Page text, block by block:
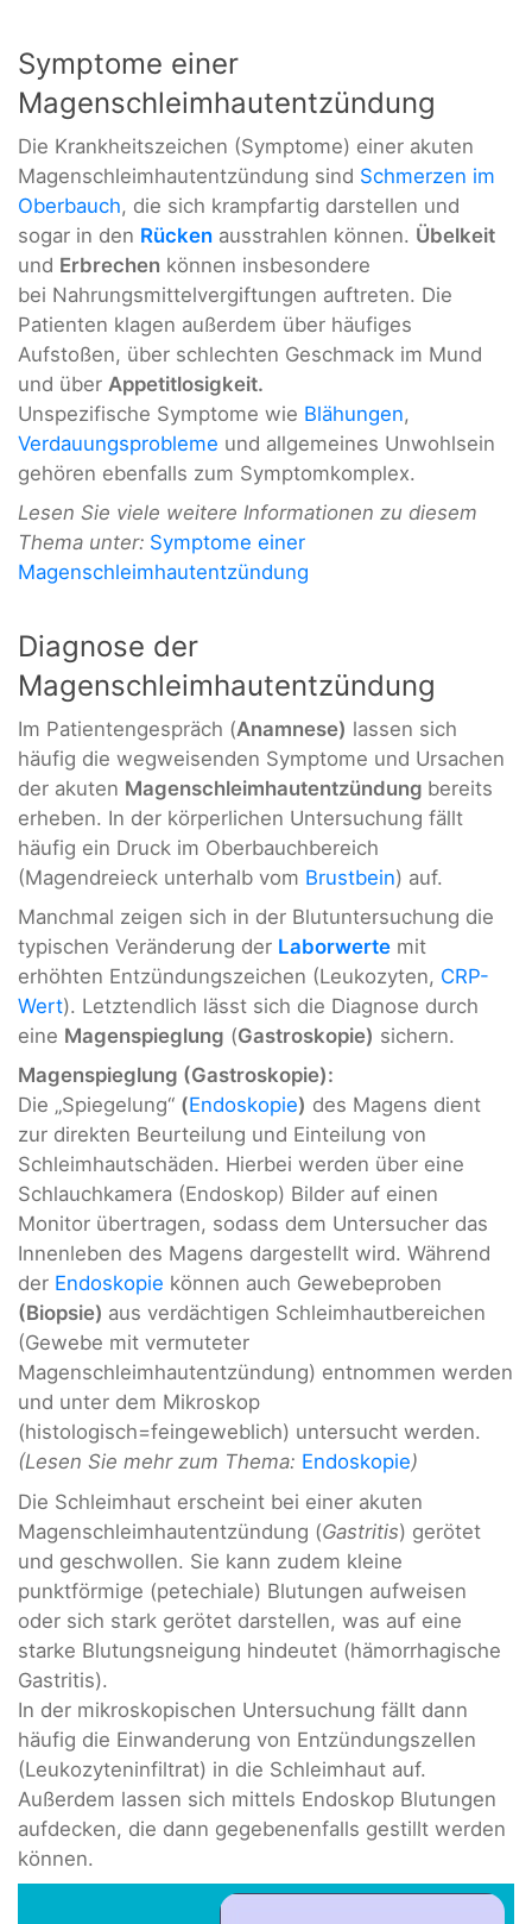
Symptome einer
Magenschleimhautentzündung
Die Krankheitszeichen (Symptome) einer akuten
Magenschleimhautentzündung sind Schmerzen im
Oberbauch, die sich krampfartig darstellen und
sogar in den Rücken ausstrahlen können. Übelkeit
und Erbrechen können insbesondere
bei Nahrungsmittelvergiftungen auftreten. Die
Patienten klagen außerdem über häufiges
Aufstoßen, über schlechten Geschmack im Mund
und über Appetitlosigkeit.
Unspezifische Symptome wie Blähungen,
Verdauungsprobleme und allgemeines Unwohlsein
gehören ebenfalls zum Symptomkomplex.
Lesen Sie viele weitere Informationen zu diesem
Thema unter: Symptome einer
Magenschleimhautentzündung
Diagnose der
Magenschleimhautentzündung
Im Patientengespräch (Anamnese) lassen sich
häufig die wegweisenden Symptome und Ursachen
der akuten Magenschleimhautentzündung bereits
erheben. In der körperlichen Untersuchung fällt
häufig ein Druck im Oberbauchbereich
(Magendreieck unterhalb vom Brustbein) auf.
Manchmal zeigen sich in der Blutuntersuchung die
typischen Veränderung der Laborwerte mit
erhöhten Entzündungszeichen (Leukozyten, CRP-
Wert). Letztendlich lässt sich die Diagnose durch
eine Magenspieglung (Gastroskopie) sichern.
Magenspieglung (Gastroskopie):
Die „Spiegelung“ (Endoskopie) des Magens dient
zur direkten Beurteilung und Einteilung von
Schleimhautschäden. Hierbei werden über eine
Schlauchkamera (Endoskop) Bilder auf einen
Monitor übertragen, sodass dem Untersucher das
Innenleben des Magens dargestellt wird. Während
der Endoskopie können auch Gewebeproben
(Biopsie) aus verdächtigen Schleimhautbereichen
(Gewebe mit vermuteter
Magenschleimhautentzündung) entnommen werden
und unter dem Mikroskop
(histologisch=feingeweblich) untersucht werden.
(Lesen Sie mehr zum Thema: Endoskopie)
Die Schleimhaut erscheint bei einer akuten
Magenschleimhautentzündung (Gastritis) gerötet
und geschwollen. Sie kann zudem kleine
punktförmige (petechiale) Blutungen aufweisen
oder sich stark gerötet darstellen, was auf eine
starke Blutungsneigung hindeutet (hämorrhagische
Gastritis).
In der mikroskopischen Untersuchung fällt dann
häufig die Einwanderung von Entzündungszellen
(Leukozyteninfiltrat) in die Schleimhaut auf.
Außerdem lassen sich mittels Endoskop Blutungen
aufdecken, die dann gegebenenfalls gestillt werden
können.